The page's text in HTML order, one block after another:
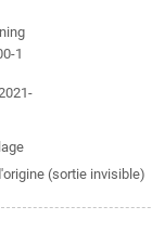
1
(sortie invisible)